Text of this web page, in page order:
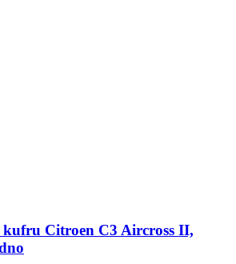
Citroen C3 Aircross II,